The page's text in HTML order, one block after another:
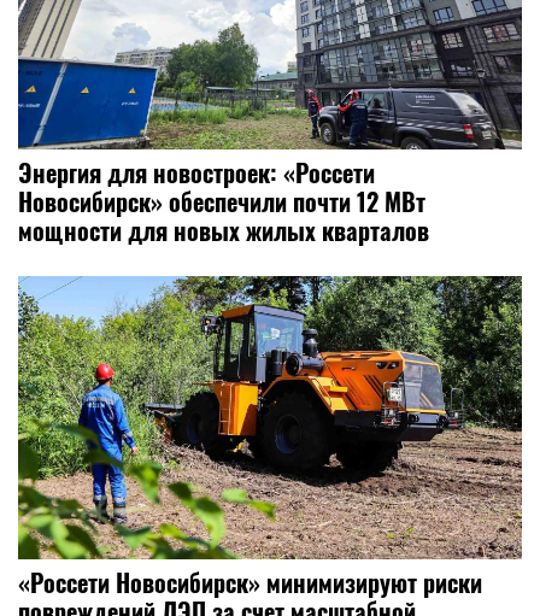
Энергия для новостроек: «Россети
Новосибирск» обеспечили почти 12 МВт
мощности для новых жилых кварталов
«Россети Новосибирск» минимизируют риски